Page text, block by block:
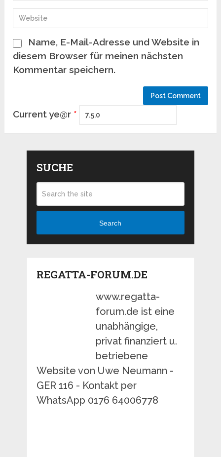
Name, E-Mail-Adresse und Website in
diesem Browser für meinen nächsten
Kommentar speichern.
Current ye@r *
SUCHE
Search
REGATTA-FORUM.DE
www.regatta-
forum.de ist eine
unabhängige,
privat finanziert u.
betriebene
Website von Uwe Neumann -
GER 116 - Kontakt per
WhatsApp 0176 64006778